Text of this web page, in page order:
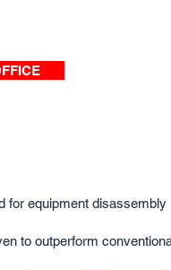
for equipment disassembly
to outperform